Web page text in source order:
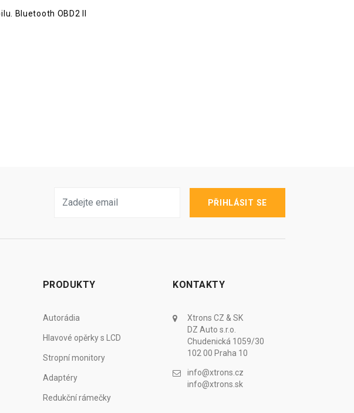
Bluetooth OBD2 II
PŘIHLÁSIT SE
PRODUKTY
Autorádia
Hlavové opěrky s LCD
Stropní monitory
Adaptéry
Redukční rámečky
KONTAKTY
Xtrons CZ & SK
DZ Auto s.r.o.
Chudenická 1059/30
102 00 Praha 10
info@xtrons.cz
info@xtrons.sk